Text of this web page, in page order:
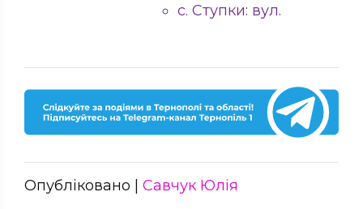
с. Ступки: вул.
Опубліковано | Савчук Юлія